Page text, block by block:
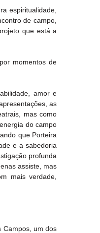
espiritualidade,
de campo,
que está a
momentos de
amor e
as
mas como
do campo
que Porteira
e a sabedoria
profunda
assiste, mas
mais verdade,
Campos, um dos